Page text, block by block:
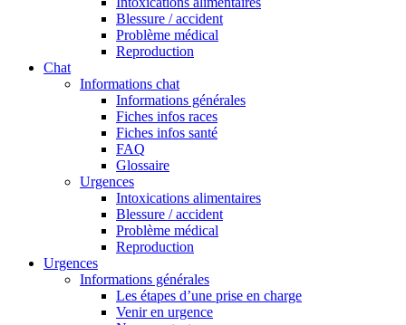
Blessure / accident
Problème médical
Reproduction
Chat
Informations chat
Informations générales
Fiches infos races
Fiches infos santé
FAQ
Glossaire
Urgences
Intoxications alimentaires
Blessure / accident
Problème médical
Reproduction
Urgences
Informations générales
Les étapes d’une prise en charge
Venir en urgence